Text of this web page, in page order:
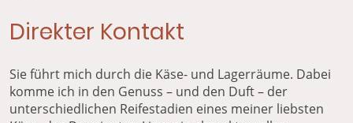
Direkter Kontakt
Sie führt mich durch die Käse- und Lagerräume. Dabei
komme ich in den Genuss – und den Duft – der
unterschiedlichen Reifestadien eines meiner liebsten